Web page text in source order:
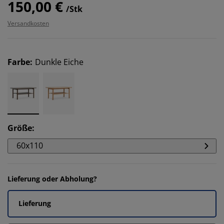
150,00 € /Stk
Versandkosten
Farbe: Dunkle Eiche
Größe:
60x110
Lieferung oder Abholung?
Lieferung